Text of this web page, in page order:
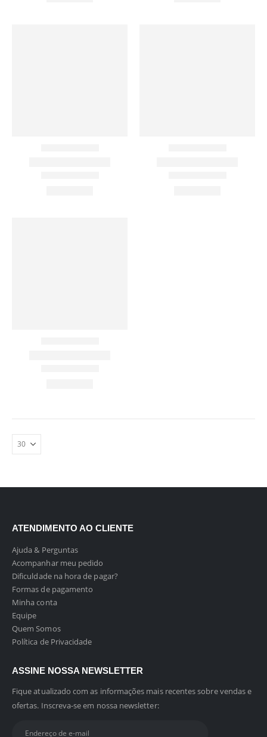
ATENDIMENTO AO CLIENTE
Ajuda & Perguntas
Acompanhar meu pedido
Dificuldade na hora de pagar?
Formas de pagamento
Minha conta
Equipe
Quem Somos
Política de Privacidade
ASSINE NOSSA NEWSLETTER
Fique atualizado com as informações mais recentes sobre vendas e
ofertas. Inscreva-se em nossa newsletter: